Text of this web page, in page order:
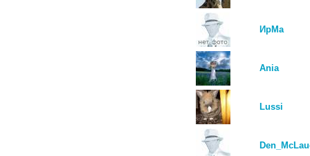
ИрМа
Ania
Lussi